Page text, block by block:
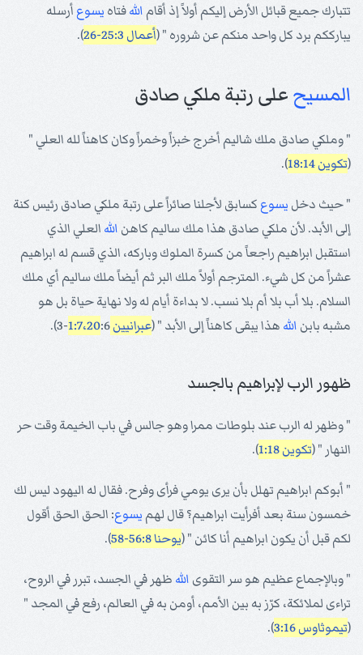
تتبارك جميع قبائل الأرض إليكم أولاً إذ أقام اللهفتاه يسوع أرسله
يبارككم برد كل واحد منكم عن شروره " (أعمال 25:3-26 ).
المسيحعلى رتبة ملكي صادق
" وملكي صادق ملك شاليم أخرج خبزاً وخمراً وكان كاهناً لله العلي "
(تكوين 18:14 ).
" حيث دخل يسوع كسابق لأجلنا صائراً على رتبة ملكي صادق رئيس كنة
إلى الأبد. لأن ملكي صادق هذا ملك ساليم كاهن الله العلي الذي
استقبل ابراهيم راجعاً من كسرة الملوك وباركه، الذي قسم له ابراهيم
عشراً من كل شيء. المترجم أولاً ملك البر ثم أيضاً ملك ساليم أي ملك
السلام. بلا أب بلا أم بلا نسب. لا بداءة أيام له ولا نهاية حياة بل هو
مشبه بابن الله هذا يبقى كاهناً إلى الأبد " (عبرانيين 1:7،20:6-3).
ظهور الرب لإبراهيم بالجسد
" وظهر له الرب عند بلوطات ممرا وهو جالس في باب الخيمة وقت حر
النهار " (تكوين 1:18 ).
" أبوكم ابراهيم تهلل بأن يرى يومي فرأى وفرح. فقال له اليهود ليس لك
خمسون سنة بعد أفرأيت ابراهيم؟ قال لهم يسوع: الحق الحق أقول
لكم قبل أن يكون ابراهيم أنا كائن " (يوحنا 56:8-58 ).
" وبالإجماع عظيم هو سر التقوى الله ظهر في الجسد، تبرر في الروح،
تراءى لملائكة، كرّز به بين الأمم، أومن به في العالم، رفع في المجد "
(تيموثاوس 3:16 ).